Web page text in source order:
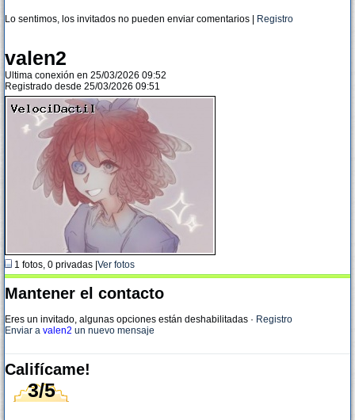
Lo sentimos, los invitados no pueden enviar comentarios | Registro
valen2
Ultima conexión en 25/03/2026 09:52
Registrado desde 25/03/2026 09:51
1 fotos, 0 privadas | Ver fotos
Mantener el contacto
Eres un invitado, algunas opciones están deshabilitadas · Registro
Enviar a valen2 un nuevo mensaje
Califícame!
3/5